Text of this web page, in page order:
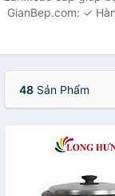
GianBep.com: ✓
48 Sản Phẩm